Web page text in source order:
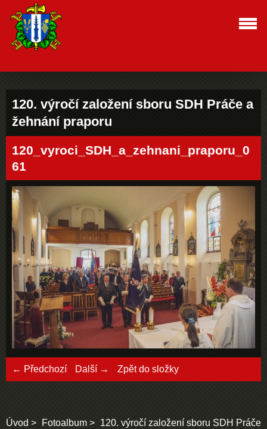
120. výročí založení sboru SDH Práče a
žehnání praporu
120_vyroci_SDH_a_zehnani_praporu_0
61
← Předchozí Další → Zpět do složky
Úvod Fotoalbum
120. výročí založení sboru SDH Práče